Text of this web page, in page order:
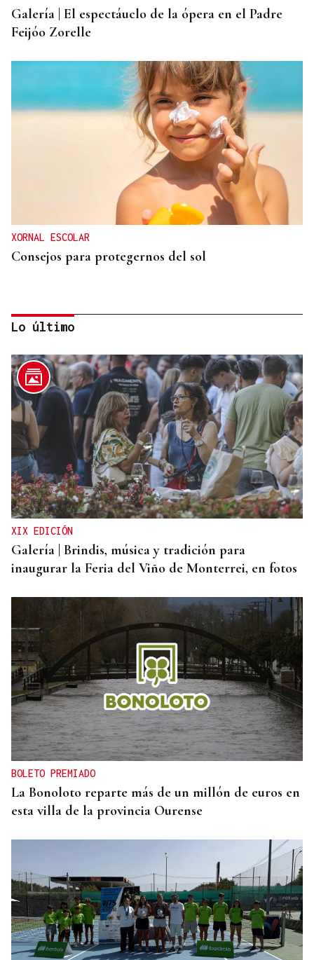
Galería | El espectáuclo de la ópera en el Padre
Feijóo Zorelle
XORNAL ESCOLAR
Consejos para protegernos del sol
No es un adiós, es un hasta siempre, querida Marila
Lo último
XIX EDICIÓN
Galería | Brindis, música y tradición para
inaugurar la Feria del Viño de Monterrei, en fotos
BOLETO PREMIADO
La Bonoloto reparte más de un millón de euros en
esta villa de la provincia Ourense